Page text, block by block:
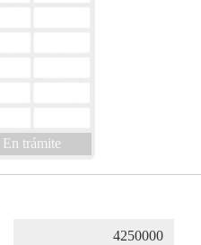
En trámite